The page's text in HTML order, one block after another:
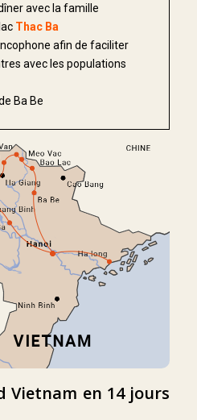
avec la famille
Thac Ba
afin de faciliter
avec les populations
Ba Be
Vietnam en 14 jours